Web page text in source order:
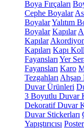
Boya Fırçaları
Cephe Boyalar
BoyalarYalıtım
Boyalar Kapılar
Kapılar
Kapıları Kapı
Fayansları Yer
Fayansları Karo
Tezgahları Ahşap
Duvar Ürünleri
3 Boyutlu Duvar
Dekoratif Duvar
Duvar Stickerları
Yapıştırıcısı